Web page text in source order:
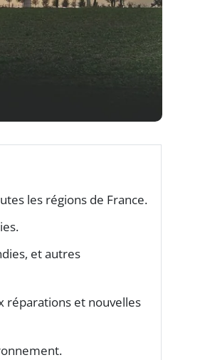
les régions de France.
et autres
réparations et nouvelles